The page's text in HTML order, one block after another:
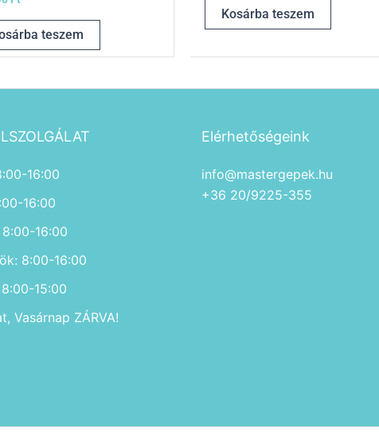
teszem
Kosárba teszem
16:00
16:00
16:00
8:00-16:00
15:00
Vasárnap ZÁRVA!
Elérhetőségeink
info@mastergepek.hu
+36 20/9225-355